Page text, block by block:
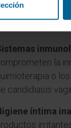
la
o
candidiasis
íntima